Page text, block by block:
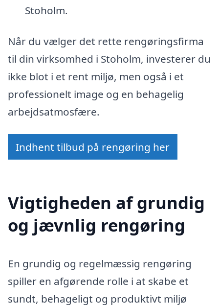
Stoholm.
Når du vælger det rette rengøringsfirma
til din virksomhed i Stoholm, investerer du
ikke blot i et rent miljø, men også i et
professionelt image og en behagelig
arbejdsatmosfære.
Indhent tilbud på rengøring her
Vigtigheden af grundig
og jævnlig rengøring
En grundig og regelmæssig rengøring
spiller en afgørende rolle i at skabe et
sundt, behageligt og produktivt miljø